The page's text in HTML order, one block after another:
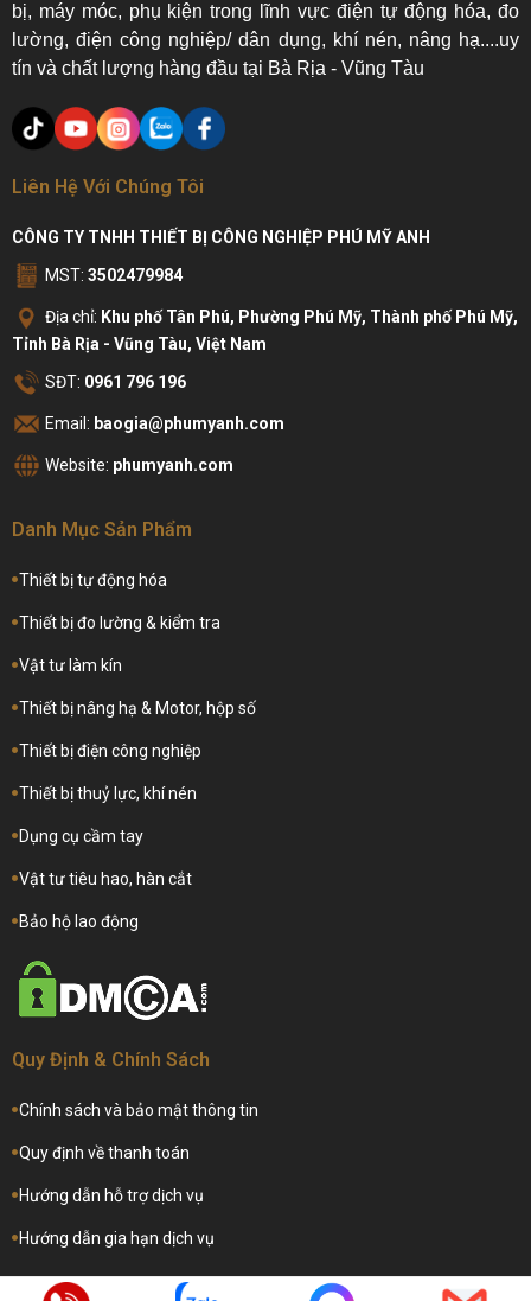
bị, máy móc, phụ kiện trong lĩnh vực điện tự động hóa, đo
lường, điện công nghiệp/ dân dụng, khí nén, nâng hạ....uy
tín và chất lượng hàng đầu tại Bà Rịa - Vũng Tàu
Liên Hệ Với Chúng Tôi
CÔNG TY TNHH THIẾT BỊ CÔNG NGHIỆP PHÚ MỸ ANH
MST: 3502479984
Địa chỉ: Khu phố Tân Phú, Phường Phú Mỹ, Thành phố Phú Mỹ,
Tỉnh Bà Rịa - Vũng Tàu, Việt Nam
SĐT: 0961 796 196
Email: baogia@phumyanh.com
Website: phumyanh.com
Danh Mục Sản Phẩm
Thiết bị tự động hóa
Thiết bị đo lường & kiểm tra
Vật tư làm kín
Thiết bị nâng hạ & Motor, hộp số
Thiết bị điện công nghiệp
Thiết bị thuỷ lực, khí nén
Dụng cụ cầm tay
Vật tư tiêu hao, hàn cắt
Bảo hộ lao động
Quy Định & Chính Sách
Chính sách và bảo mật thông tin
Quy định về thanh toán
Hướng dẫn hỗ trợ dịch vụ
Hướng dẫn gia hạn dịch vụ